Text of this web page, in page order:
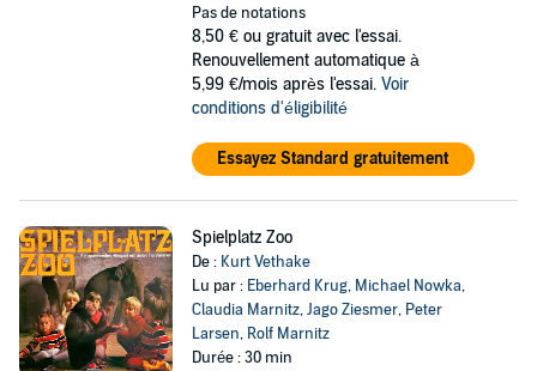
Pas de notations
8,50 € ou gratuit avec l'essai.
Renouvellement automatique à
5,99 €/mois après l'essai. Voir
conditions d'éligibilité
Essayez Standard gratuitement
Spielplatz Zoo
De : Kurt Vethake
Lu par : Eberhard Krug, Michael Nowka,
Claudia Marnitz,Jago Ziesmer, Peter
Larsen, Rolf Marnitz
Durée : 30 min